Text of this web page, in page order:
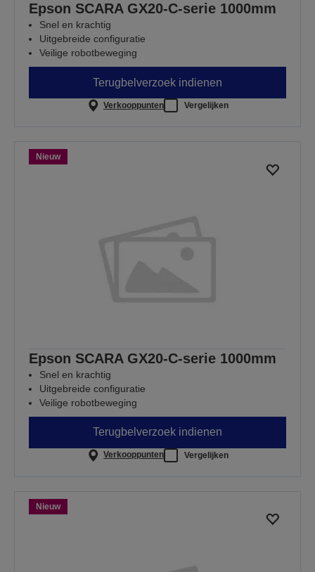
Epson SCARA GX20-C-serie 1000mm
Snel en krachtig
Uitgebreide configuratie
Veilige robotbeweging
Terugbelverzoek indienen
Verkooppunten Vergelijken
Nieuw
Epson SCARA GX20-C-serie 1000mm
Snel en krachtig
Uitgebreide configuratie
Veilige robotbeweging
Terugbelverzoek indienen
Verkooppunten Vergelijken
Nieuw